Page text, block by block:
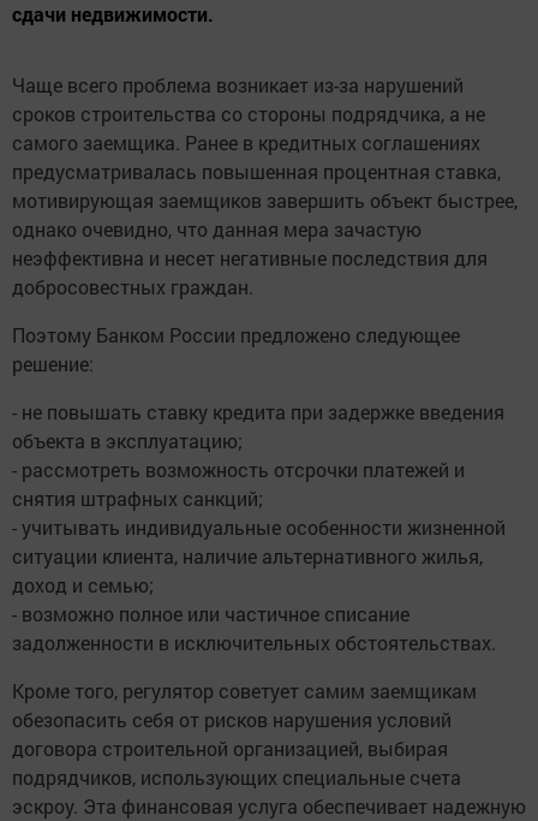
сдачи недвижимости.
Чаще всего проблема возникает из-за нарушений
сроков строительства со стороны подрядчика, а не
самого заемщика. Ранее в кредитных соглашениях
предусматривалась повышенная процентная ставка,
мотивирующая заемщиков завершить объект быстрее,
однако очевидно, что данная мера зачастую
неэффективна и несет негативные последствия для
добросовестных граждан.
Поэтому Банком России предложено следующее
решение:
- не повышать ставку кредита при задержке введения
объекта в эксплуатацию;
- рассмотреть возможность отсрочки платежей и
снятия штрафных санкций;
- учитывать индивидуальные особенности жизненной
ситуации клиента, наличие альтернативного жилья,
доход и семью;
- возможно полное или частичное списание
задолженности в исключительных обстоятельствах.
Кроме того, регулятор советует самим заемщикам
обезопасить себя от рисков нарушения условий
договора строительной организацией, выбирая
подрядчиков, использующих специальные счета
эскроу. Эта финансовая услуга обеспечивает надежную